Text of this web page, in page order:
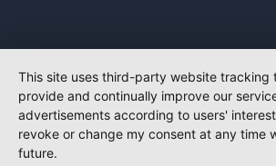
This site uses third-party website tracking
provide and continually improve our
advertisements according to users'
revoke or change my consent at any time
future.